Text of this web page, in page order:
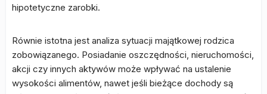
hipotetyczne zarobki.
Równie istotna jest analiza sytuacji majątkowej rodzica
zobowiązanego. Posiadanie oszczędności, nieruchomości,
akcji czy innych aktywów może wpływać na ustalenie
wysokości alimentów, nawet jeśli bieżące dochody są